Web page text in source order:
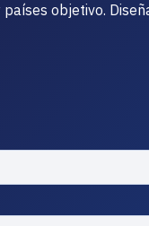
objetivo.